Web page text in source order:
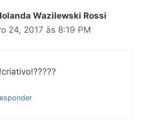
Wazilewski Rossi
24, 2017 às 8:19 PM